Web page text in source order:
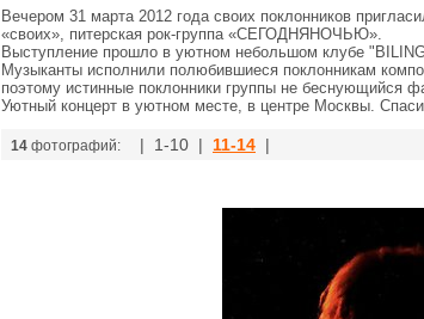
Вечером 31 марта 2012 года своих поклонников
«своих», питерская рок-группа «СЕГОДНЯНОЧЬЮ».
Выступление прошло в уютном небольшом клубе
Музыканты исполнили полюбившиеся поклонникам
поэтому истинные поклонники группы не беснующийся
Уютный концерт в уютном месте, в центре Москвы.
14 фотографий: | 1-10 | 11-14 |